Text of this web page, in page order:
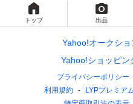
トップ 出品
Yahoo!オークショ
Yahoo!ショッピン
プライバシーポリシー
利用規約
LYPプレミア